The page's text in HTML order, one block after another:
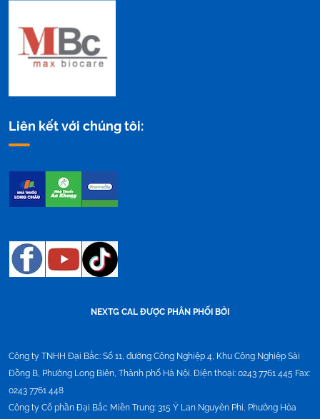
Liên kết với chúng tôi:
NEXTG CAL ĐƯỢC PHÂN PHỐI BỞI
Công ty TNHH Đại Bắc: Số 11, đường Công Nghiệp 4, Khu Công Nghiệp Sài
Đồng B, Phường Long Biên, Thành phố Hà Nội. Điện thoại: 0243 7761 445 Fax:
0243 7761 448
Công ty Cổ phần Đại Bắc Miền Trung: 315 Ỷ Lan Nguyên Phi, Phường Hòa